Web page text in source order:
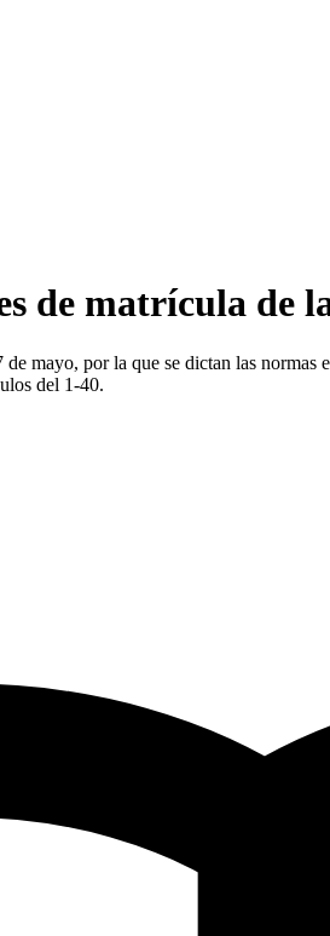
de matrícula de
mayo, por la que se dictan las
del 1-40.